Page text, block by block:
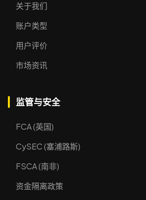
关于我们
账户类型
用户评价
市场资讯
监管与安全
FCA (英国)
CySEC (塞浦路斯)
FSCA (南非)
资金隔离政策